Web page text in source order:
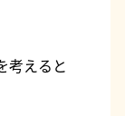
考えると